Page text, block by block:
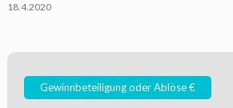
18.4.2020
Gewinnbeteiligung oder Ablöse €